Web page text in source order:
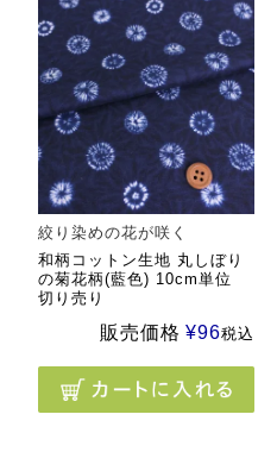
絞り染めの花が咲く
和柄コットン生地 丸しぼり
の菊花柄(藍色) 10cm単位
切り売り
販売価格 ¥96税込